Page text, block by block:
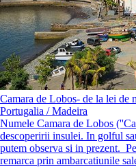
Camara de Lobos- de la lei de
Portugalia / Madeira
Numele Camara de Lobos
descoperirii insulei. In golful
putem observa si in prezent.
remarca prin ambarcatiunile